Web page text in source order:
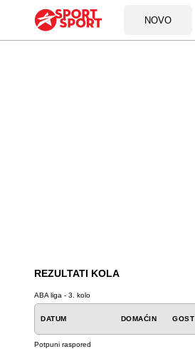
NOVO
REZULTATI KOLA
ABA liga - 3. kolo
DATUM DOMAĆIN GOST
Potpuni raspored